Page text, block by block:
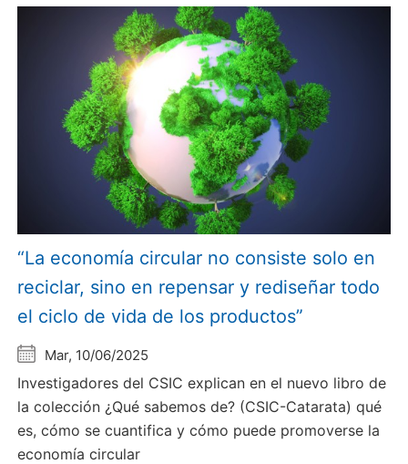
“La economía circular no consiste solo en
reciclar, sino en repensar y rediseñar todo
el ciclo de vida de los productos”
Mar, 10/06/2025
Investigadores del CSIC explican en el nuevo libro de
la colección ¿Qué sabemos de? (CSIC-Catarata) qué
es, cómo se cuantifica y cómo puede promoverse la
economía circular